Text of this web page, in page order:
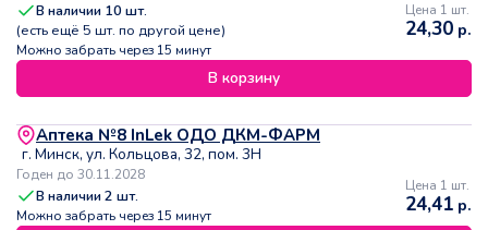
В наличии 10 шт.
(есть ещё 5 шт. по другой цене)
Можно забрать через 15 минут
Цена 1 шт.
24,30 р.
В корзину
Аптека №8 InLek ОДО ДКМ-ФАРМ
г. Минск, ул. Кольцова, 32, пом. 3Н
Годен до 30.11.2028
В наличии2 шт.
Можно забрать через 15 минут
Цена 1 шт.
24,41 р.